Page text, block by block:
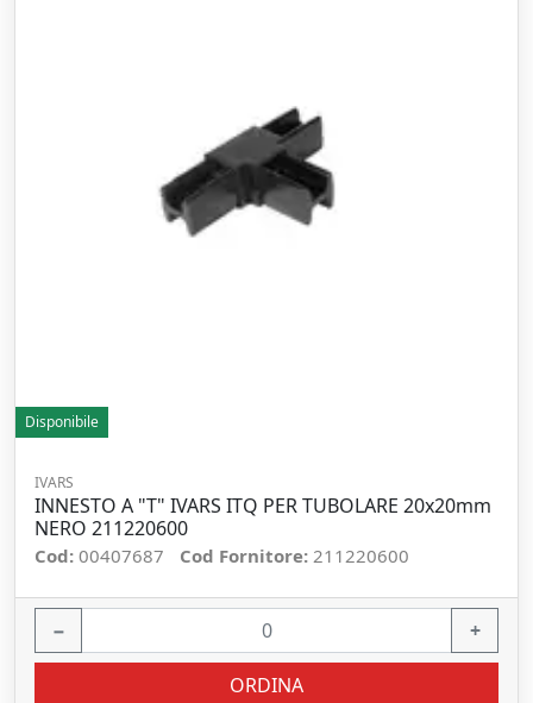
Disponibile
IVARS
INNESTO A "T" IVARS ITQ PER TUBOLARE 20x20mm
NERO 211220600
Cod: 00407687 Cod Fornitore: 211220600
− +
ORDINA